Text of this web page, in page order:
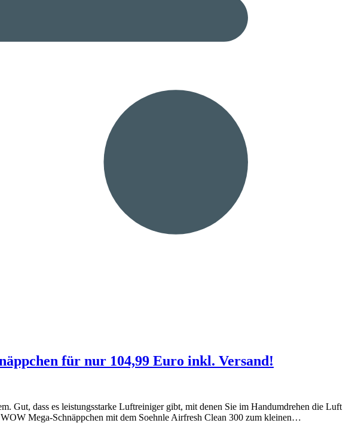
für nur 104,99 Euro inkl. Versand!
Gut, dass es leistungsstarke Luftreiniger gibt, mit denen Sie im Handumdrehen die Luft
Mega-Schnäppchen mit dem Soehnle Airfresh Clean 300 zum kleinen…